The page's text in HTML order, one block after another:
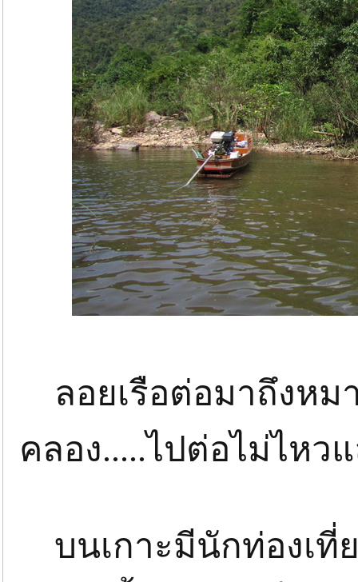
ลอยเรือต่อมาถึงหม
คลอง.....ไปต่อไม่ไหว
บนเกาะมีนักท่องเที่